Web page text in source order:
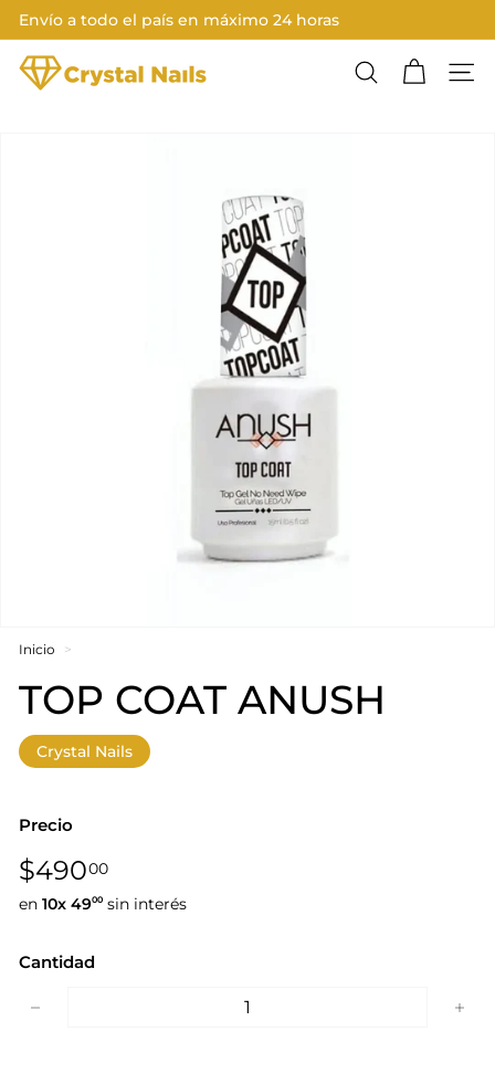
directamente
contenido
Diapositivas
Envío a todo el país en máximo 24 horas
C
Buscar
Inicio >
TOP COAT ANUSH
Crystal Nails
Precio
Precio
habitual
$49000$490,00
en 10x 4900 sin interés
Cantidad